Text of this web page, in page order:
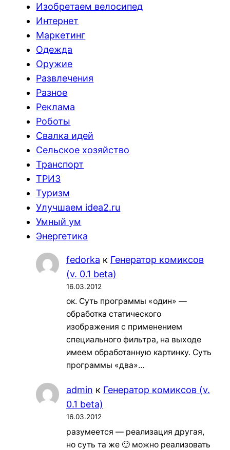
Изобретаем велосипед
Интернет
Маркетинг
Одежда
Оружие
Развлечения
Разное
Реклама
Роботы
Свалка идей
Сельское хозяйство
Транспорт
ТРИЗ
Туризм
Улучшаем idea2.ru
Умный ум
Энергетика
fedorka к Генератор комиксов
(v. 0.1 beta)
16.03.2012
ок. Суть программы «один» —
обработка статического
изображения с применением
специального фильтра, на выходе
имеем обработанную картинку. Суть
программы «два»…
admin к Генератор комиксов (v.
0.1 beta)
16.03.2012
разумеется — реализация другая,
но суть та же 🙂 можно реализовать